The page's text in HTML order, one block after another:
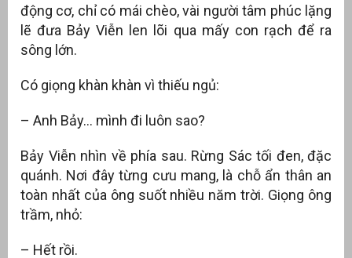
động cơ, chỉ có mái chèo, vài người tâm phúc lặng
lẽ đưa Bảy Viễn len lõi qua mấy con rạch để ra
sông lớn.
Có giọng khàn khàn vì thiếu ngủ:
– Anh Bảy… mình đi luôn sao?
Bảy Viễn nhìn về phía sau. Rừng Sác tối đen, đặc
quánh. Nơi đây từng cưu mang, là chỗ ẩn thân an
toàn nhất của ông suốt nhiều năm trời. Giọng ông
trầm, nhỏ:
– Hết rồi.